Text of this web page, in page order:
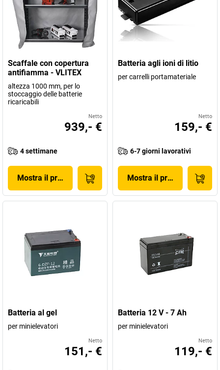
Scaffale con copertura
antifiamma - VLITEX
altezza 1000 mm, per lo
stoccaggio delle batterie
ricaricabili
Netto
939,- €
4 settimane
Mostra il prodotto
Batteria agli ioni di litio
per carrelli portamateriale
Netto
159,- €
6-7 giorni lavorativi
Mostra il prodotto
Batteria al gel
per minielevatori
Netto
151,- €
Batteria 12 V - 7 Ah
per minielevatori
Netto
119,- €